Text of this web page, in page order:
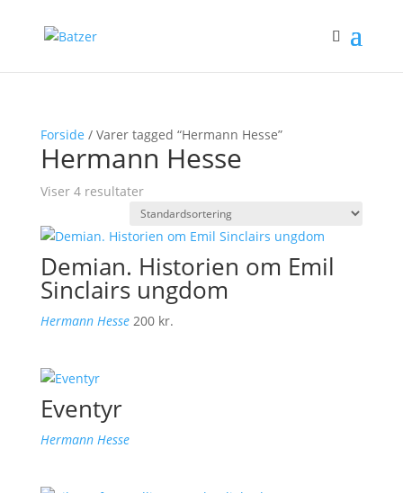
Forside / Varer tagged “Hermann Hesse”
Hermann Hesse
Viser 4 resultater
Demian. Historien om Emil
Sinclairs ungdom
Hermann Hesse 200 kr.
Eventyr
Hermann Hesse